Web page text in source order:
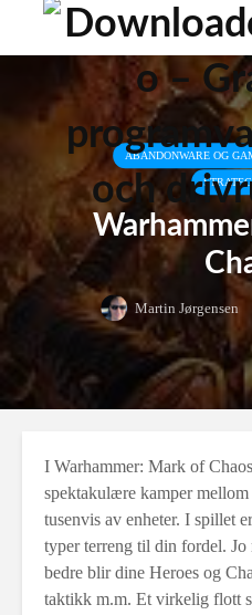
ABANDONWARE OG
Martin Jørgensen
I Warhammer: Mark of
spektakulære kamper mellom
tusenvis av enheter. I spillet
typer terreng til din fordel. Jo
bedre blir dine Heroes og
taktikk m.m. Et virkelig flott